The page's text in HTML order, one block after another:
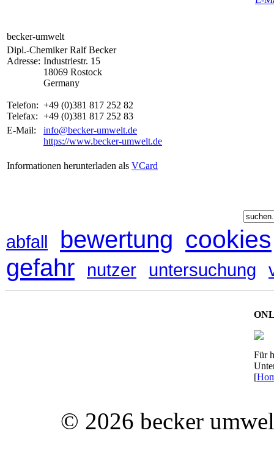
becker-umwelt
Dipl.-Chemiker Ralf Becker
Adresse: Industriestr. 15
18069 Rostock
Germany
Telefon: +49 (0)381 817 252 82
Telefax: +49 (0)381 817 252 83
E-Mail:
info@becker-umwelt.de
https://www.becker-umwelt.de
Informationen herunterladen als VCard
abfall bewertung cookies
gefahr nutzer untersuchung
Für
[
© 2026 becker